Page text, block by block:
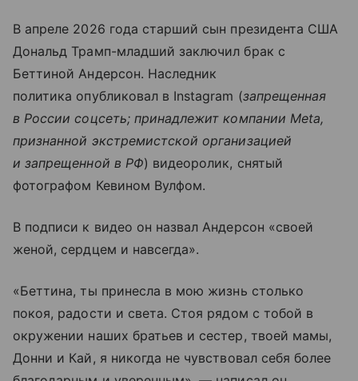
В апреле 2026 года старший сын президента США
Дональд Трамп-младший заключил брак с
Беттиной Андерсон. Наследник
политика опубликовал в Instagram (запрещенная
в России соцсеть; принадлежит компании Meta,
признанной экстремистской организацией
и запрещенной в РФ) видеоролик, снятый
фотографом Кевином Вулфом.
В подписи к видео он назвал Андерсон «своей
женой, сердцем и навсегда».
«Беттина, ты принесла в мою жизнь столько
покоя, радости и света. Стоя рядом с тобой в
окружении наших братьев и сестер, твоей мамы,
Донни и Кай, я никогда не чувствовал себя более